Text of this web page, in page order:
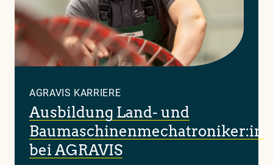
AGRAVIS KARRIERE
Ausbildung Land- und
Baumaschinenmechatroniker:in
bei AGRAVIS